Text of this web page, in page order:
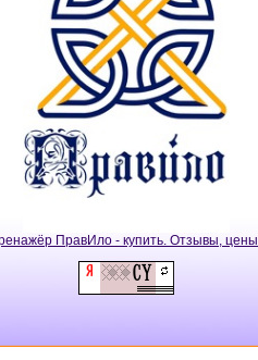
ПравИло - купить. Отзывы, цены.